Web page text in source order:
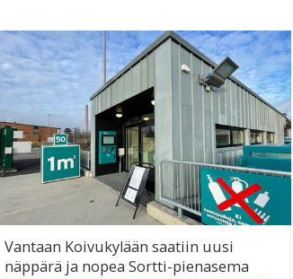
Vantaan Koivukylään saatiin uusi
näppärä ja nopea Sortti-pienasema